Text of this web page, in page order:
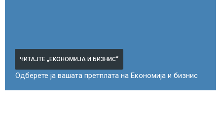
ЧИТАЈТЕ „ЕКОНОМИЈА И БИЗНИС“
Одберете ја вашата претплата на Економија и бизнис